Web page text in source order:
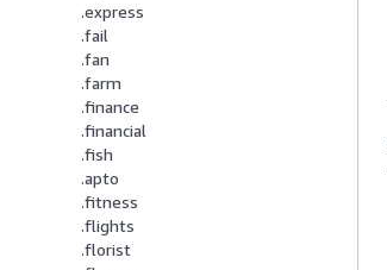
.express
.fail
.fan
.farm
.finance
.financial
.fish
.apto
.fitness
.flights
.florist